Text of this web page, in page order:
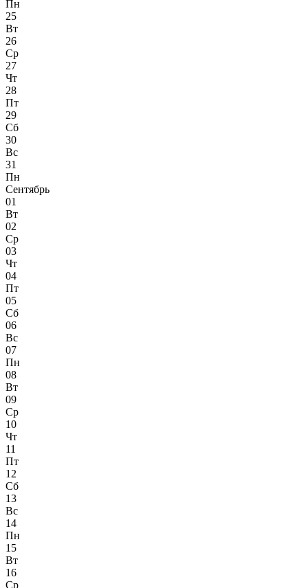
Пн
25
Вт
26
Ср
27
Чт
28
Пт
29
Сб
30
Вс
31
Пн
Сентябрь
01
Вт
02
Ср
03
Чт
04
Пт
05
Сб
06
Вс
07
Пн
08
Вт
09
Ср
10
Чт
11
Пт
12
Сб
13
Вс
14
Пн
15
Вт
16
Ср